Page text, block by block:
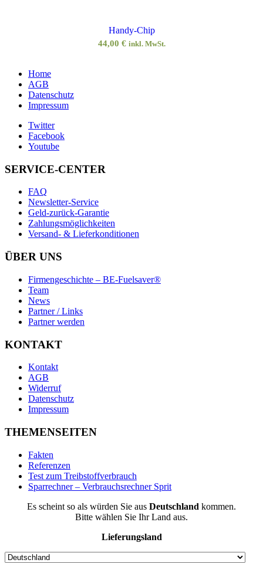
Handy-Chip
44,00 € inkl. MwSt.
Home
AGB
Datenschutz
Impressum
Twitter
Facebook
Youtube
SERVICE-CENTER
FAQ
Newsletter-Service
Geld-zurück-Garantie
Zahlungsmöglichkeiten
Versand- & Lieferkonditionen
ÜBER UNS
Firmengeschichte – BE-Fuelsaver®
Team
News
Partner / Links
Partner werden
KONTAKT
Kontakt
AGB
Widerruf
Datenschutz
Impressum
THEMENSEITEN
Fakten
Referenzen
Test zum Treibstoffverbrauch
Sparrechner – Verbrauchsrechner Sprit
Es scheint so als würden Sie aus Deutschland kommen.
Bitte wählen Sie Ihr Land aus.
Lieferungsland